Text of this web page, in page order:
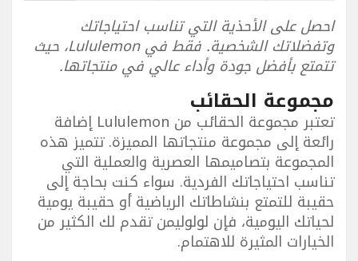
احصل على الأحذية التي تناسب احتياجاتك
وتفضلاتك الشخصية. فقط في Lululemon، حيث
تتمتع بأفضل جودة وأداء عالي في منتجاتها.
مجموعة الحقائب
تعتبر مجموعة الحقائب من Lululemon إضافة
رائعة إلى مجموعة منتجاتها المميزة. تتميز هذه
المجموعة بتصاميمها العصرية والعملية التي
تناسب احتياجاتك الفردية. سواء كنت بحاجة إلى
حقيبة للتمتع بنشاطاتك الرياضية أو حقيبة يومية
لحياتك اليومية، فإن لولوليمن تقدم لك الكثير من
الخيارات المثيرة للاهتمام.